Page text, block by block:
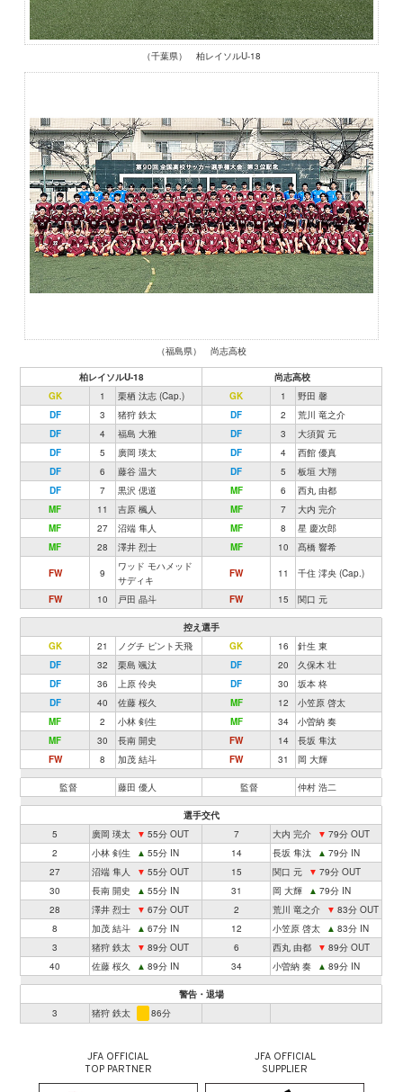
（千葉県） 柏レイソルU-18
（福島県） 尚志高校
柏レイソルU-18
尚志高校
GK
1 栗栖 汰志 (Cap.) GK 1
野田 馨
DF
3 猪狩 鉄太 DF 2
荒川 竜之介
DF
4 福島 大雅 DF 3
大須賀 元
DF
5 廣岡 瑛太 DF 4
西館 優真
DF
6 藤谷 温大 DF 5
板垣 大翔
DF
7 黒沢 偲道 MF 6
西丸 由都
MF
11 吉原 楓人 MF 7
大内 完介
MF
27 沼端 隼人 MF 8
星 慶次郎
MF
28 澤井 烈士 MF 10 髙橋 響希
FW 9
ワッド モハメッド
サディキ
FW 11 千住 澪央 (Cap.)
FW 10 戸田 晶斗 FW 15 関口 元
控え選手
GK
21 ノグチ ピント天飛 GK 16
針生 東
DF
32 栗島 颯汰 DF 20
久保木 壮
DF
36 上原 伶央 DF 30
坂本 柊
DF
40 佐藤 桜久 MF 12
小笠原 啓太
MF
2 小林 剣生 MF 34
小曽納 奏
MF
30 長南 開史 FW 14
長坂 隼汰
FW
8 加茂 結斗 FW 31 岡 大輝
監督 藤田 優人 監督 仲村 浩二
選手交代
5
廣岡 瑛太 ▼ 55分 OUT 7 大内 完介 ▼ 79分 OUT
2
小林 剣生 ▲ 55分 IN 14 長坂 隼汰 ▲ 79分 IN
27
沼端 隼人 ▼ 55分 OUT 15 関口 元 ▼ 79分 OUT
30
長南 開史 ▲ 55分 IN 31 岡 大輝 ▲ 79分 IN
28
澤井 烈士 ▼ 67分 OUT 2 荒川 竜之介 ▼ 83分 OUT
8
加茂 結斗 ▲ 67分 IN 12 小笠原 啓太 ▲ 83分 IN
3
猪狩 鉄太 ▼ 89分 OUT 6 西丸 由都 ▼ 89分 OUT
40
佐藤 桜久 ▲ 89分 IN 34 小曽納 奏 ▲ 89分 IN
警告・退場
3
猪狩 鉄太 86分
JFA OFFICIAL
TOP PARTNER
JFA OFFICIAL
SUPPLIER